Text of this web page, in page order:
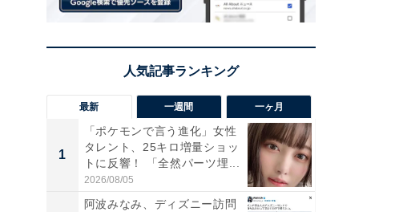
最新 一週間 一ヶ月
1
「ポケモンで言う進化」女性
タレント、25キロ増量ショッ
トに反響！ 「全然パーツ埋...
2026/08/05
阿波みなみ、ディズニー訪問